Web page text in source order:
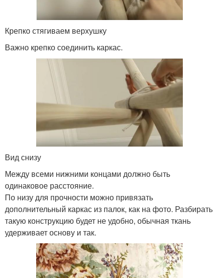
Крепко стягиваем верхушку
Важно крепко соединить каркас.
Вид снизу
Между всеми нижними концами должно быть
одинаковое расстояние.
По низу для прочности можно привязать
дополнительный каркас из палок, как на фото. Разбирать
такую конструкцию будет не удобно, обычная ткань
удерживает основу и так.